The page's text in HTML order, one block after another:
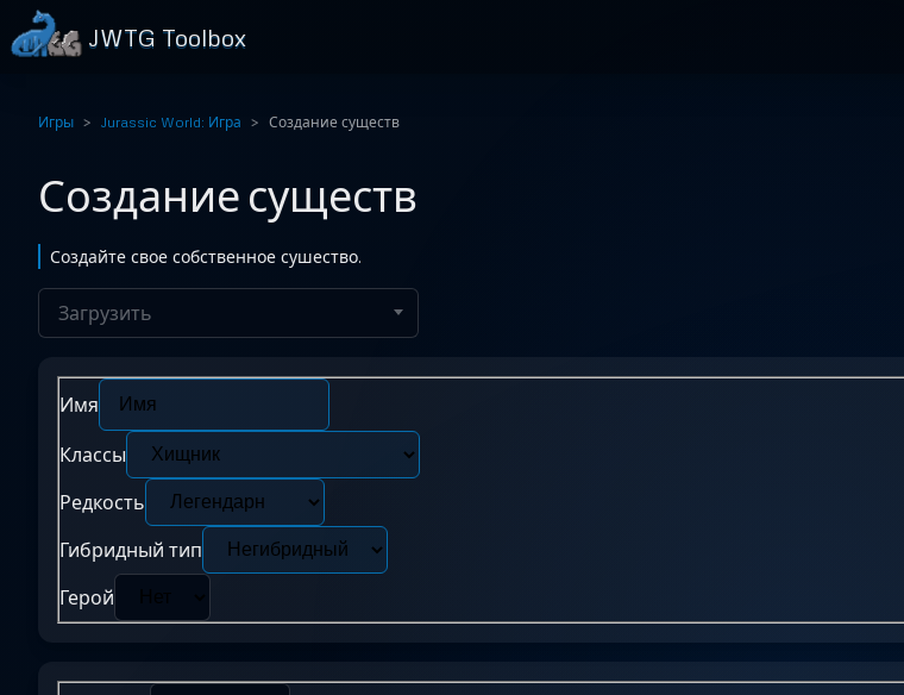
JWTG Toolbox
Игры Jurassic World: Игра Создание существ
Создание существ
Создайте свое собственное сушество.
Имя
Классы
Редкость
Гибридный тип
Герой